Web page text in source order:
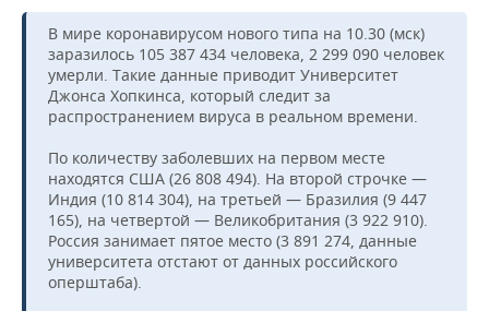
В мире коронавирусом нового типа на 10.30 (мск)
заразилось 105 387 434 человека, 2 299 090 человек
умерли. Такие данные приводит Университет
Джонса Хопкинса, который следит за
распространением вируса в реальном времени.
По количеству заболевших на первом месте
находятся США (26 808 494). На второй строчке —
Индия (10 814 304), на третьей — Бразилия (9 447
165), на четвертой — Великобритания (3 922 910).
Россия занимает пятое место (3 891 274, данные
университета отстают от данных российского
оперштаба).